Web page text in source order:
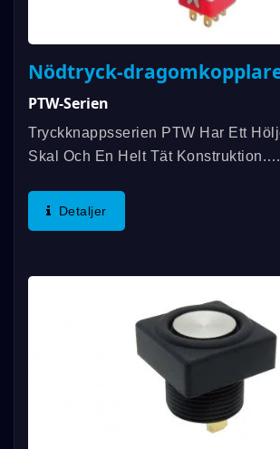
Nödtryck-
PTW-Serien
Tryckknappsserien PTW Har Ett
Skal Och En Helt Tät Konstruktion.
Tätning Av Aktuator, En
Och Epoxytätade Terminaler.
Detaljer